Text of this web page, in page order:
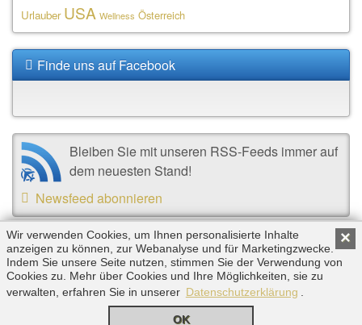
Urlauber USA Wellness Österreich
Finde uns auf Facebook
Bleiben Sie mit unseren RSS-Feeds immer auf
dem neuesten Stand!
Newsfeed abonnieren
Copyright © 2026 by Triplemind GmbH. Alle Rechte
vorbehalten. |Impressum|Datenschutz
×
Wir verwenden Cookies, um Ihnen personalisierte Inhalte
anzeigen zu können, zur Webanalyse und für Marketingzwecke.
Indem Sie unsere Seite nutzen, stimmen Sie der Verwendung von
Cookies zu. Mehr über Cookies und Ihre Möglichkeiten, sie zu
verwalten, erfahren Sie in unserer Datenschutzerklärung
OK